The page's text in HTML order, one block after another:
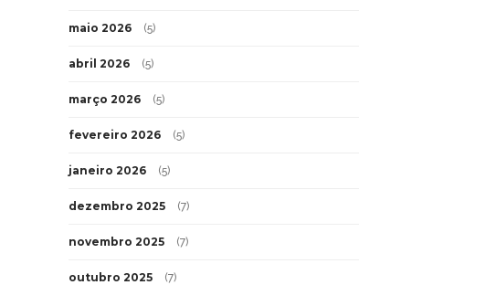
maio 2026 (5)
abril 2026 (5)
março 2026 (5)
fevereiro 2026 (5)
janeiro 2026 (5)
dezembro 2025 (7)
novembro 2025 (7)
outubro 2025 (7)